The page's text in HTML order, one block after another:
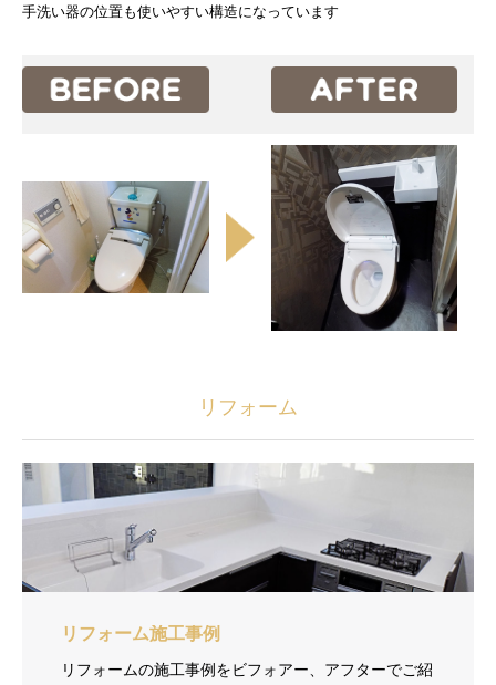
手洗い器の位置も使いやすい構造になっています
リフォーム
リフォーム施工事例
リフォームの施工事例をビフォアー、アフターでご紹